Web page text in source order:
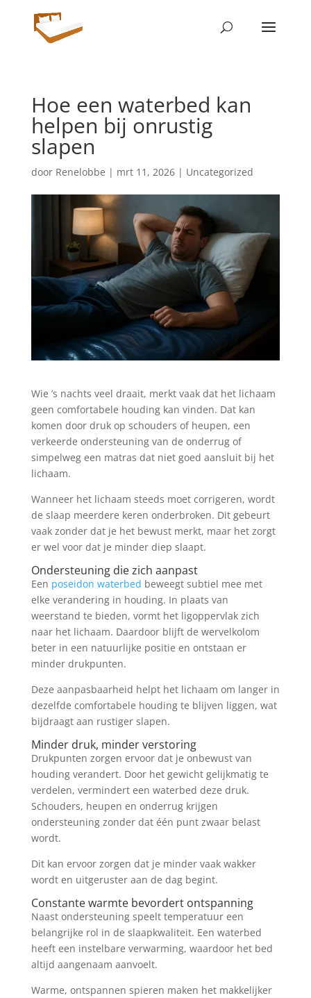
Hoe een waterbed kan
helpen bij onrustig
slapen
door Renelobbe | mrt 11, 2026| Uncategorized
Wie ’s nachts veel draait, merkt vaak dat het lichaam
geen comfortabele houding kan vinden. Dat kan
komen door druk op schouders of heupen, een
verkeerde ondersteuning van de onderrug of
simpelweg een matras dat niet goed aansluit bij het
lichaam.
Wanneer het lichaam steeds moet corrigeren, wordt
de slaap meerdere keren onderbroken. Dit gebeurt
vaak zonder dat je het bewust merkt, maar het zorgt
er wel voor dat je minder diep slaapt.
Ondersteuning die zich aanpast
Een poseidon waterbed beweegt subtiel mee met
elke verandering in houding. In plaats van
weerstand te bieden, vormt het ligoppervlak zich
naar het lichaam. Daardoor blijft de wervelkolom
beter in een natuurlijke positie en ontstaan er
minder drukpunten.
Deze aanpasbaarheid helpt het lichaam om langer in
dezelfde comfortabele houding te blijven liggen, wat
bijdraagt aan rustiger slapen.
Minder druk, minder verstoring
Drukpunten zorgen ervoor dat je onbewust van
houding verandert. Door het gewicht gelijkmatig te
verdelen, vermindert een waterbed deze druk.
Schouders, heupen en onderrug krijgen
ondersteuning zonder dat één punt zwaar belast
wordt.
Dit kan ervoor zorgen dat je minder vaak wakker
wordt en uitgeruster aan de dag begint.
Constante warmte bevordert ontspanning
Naast ondersteuning speelt temperatuur een
belangrijke rol in de slaapkwaliteit. Een waterbed
heeft een instelbare verwarming, waardoor het bed
altijd aangenaam aanvoelt.
Warme, ontspannen spieren maken het makkelijker